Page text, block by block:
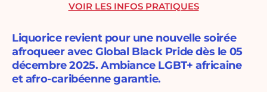
Liquorice revient pour une nouvelle soirée
afroqueer avec Global Black Pride dès le 05
décembre 2025. Ambiance LGBT+ africaine
et afro-caribéenne garantie.
VOIR LES INFOS PRATIQUES